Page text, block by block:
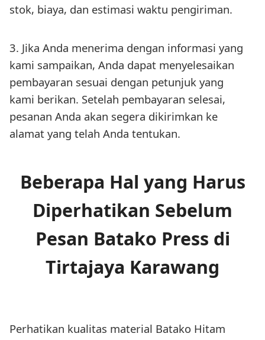
stok, biaya, dan estimasi waktu pengiriman.
3. Jika Anda menerima dengan informasi yang
kami sampaikan, Anda dapat menyelesaikan
pembayaran sesuai dengan petunjuk yang
kami berikan. Setelah pembayaran selesai,
pesanan Anda akan segera dikirimkan ke
alamat yang telah Anda tentukan.
Beberapa Hal yang Harus
Diperhatikan Sebelum
Pesan Batako Press di
Tirtajaya Karawang
Perhatikan kualitas material Batako Hitam